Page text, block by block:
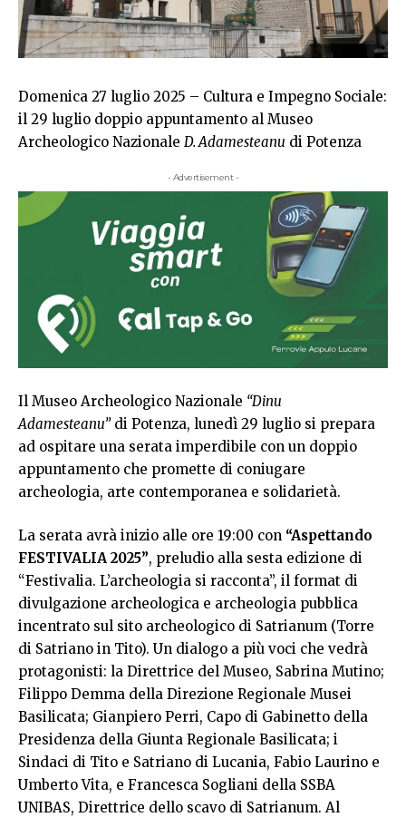
Domenica 27 luglio 2025 – Cultura e Impegno Sociale:
il 29 luglio doppio appuntamento al Museo
Archeologico Nazionale D. Adamesteanu di Potenza
- Advertisement -
Il Museo Archeologico Nazionale “Dinu
Adamesteanu”di Potenza, lunedì 29 luglio si prepara
ad ospitare una serata imperdibile con un doppio
appuntamento che promette di coniugare
archeologia, arte contemporanea e solidarietà.
La serata avrà inizio alle ore 19:00 con “Aspettando
FESTIVALIA 2025”, preludio alla sesta edizione di
“Festivalia. L’archeologia si racconta”, il format di
divulgazione archeologica e archeologia pubblica
incentrato sul sito archeologico di Satrianum (Torre
di Satriano in Tito). Un dialogo a più voci che vedrà
protagonisti: la Direttrice del Museo, Sabrina Mutino;
Filippo Demma della Direzione Regionale Musei
Basilicata; Gianpiero Perri, Capo di Gabinetto della
Presidenza della Giunta Regionale Basilicata; i
Sindaci di Tito e Satriano di Lucania, Fabio Laurino e
Umberto Vita, e Francesca Sogliani della SSBA
UNIBAS, Direttrice dello scavo di Satrianum. Al